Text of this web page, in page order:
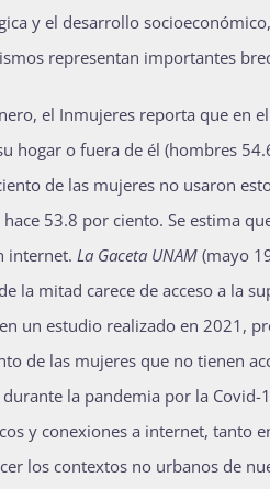
y el desarrollo
representan importantes
el Inmujeres reporta que en
hogar o fuera de él (hombres
de las mujeres no usaron
53.8 por ciento. Se estima
internet. La Gaceta UNAM (mayo
la mitad carece de acceso a la
un estudio realizado en 2021,
de las mujeres que no tienen
la pandemia por la
y conexiones a internet, tanto
los contextos no urbanos de